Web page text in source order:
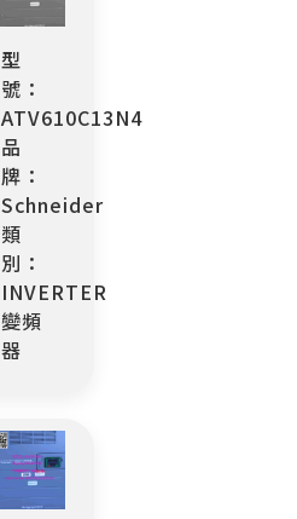
型
號：
ATV610C13N4
品
牌：
Schneider
類
別：
INVERTER
變頻
器